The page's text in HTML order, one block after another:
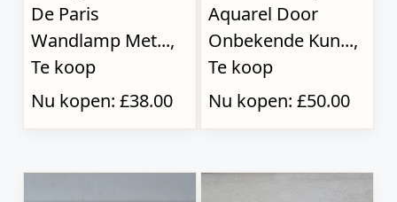
De Paris
Wandlamp Met...,
Te koop
Nu kopen: £38.00
Aquarel Door
Onbekende Kun...,
Te koop
Nu kopen: £50.00